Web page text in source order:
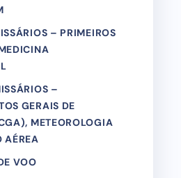
– PRIMEIROS
–
GERAIS DE
METEOROLOGIA
AÉREA
VOO